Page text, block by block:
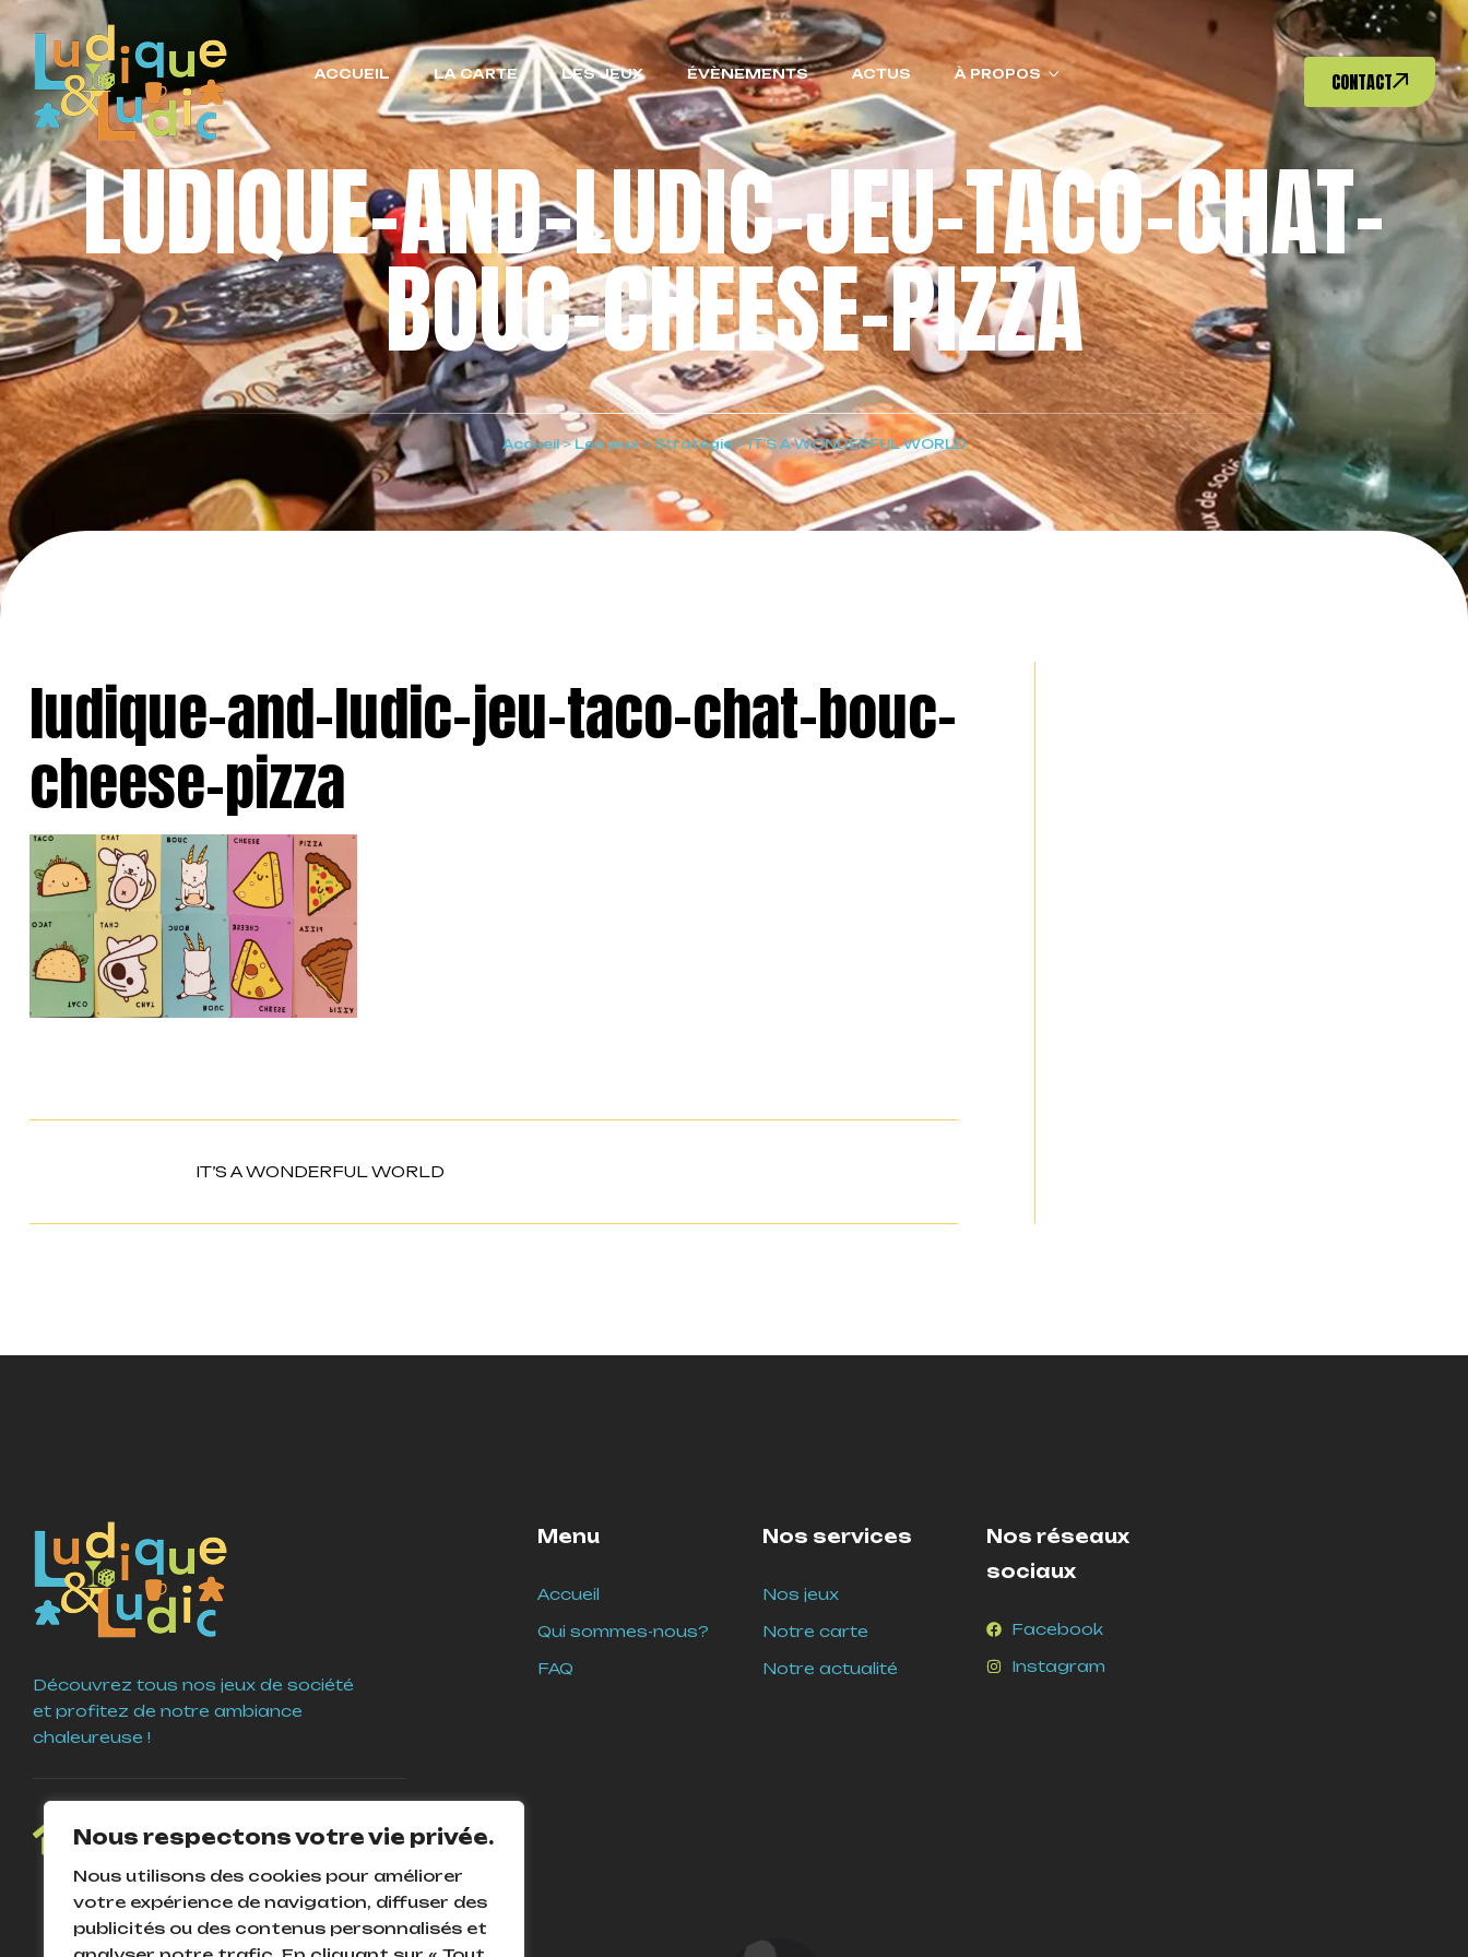
Nous respectons votre vie privée.
Nous utilisons des cookies pour améliorer
votre expérience de navigation, diffuser des
publicités ou des contenus personnalisés et
ACCUEIL LA CARTE LES JEUX ÉVÈNEMENTS ACTUS À PROPOS CONTACT
LUDIQUE-AND-LUDIC-JEU-TACO-CHAT-
BOUC-CHEESE-PIZZA
Accueil>Les jeux>Stratégie>IT’S A WONDERFUL WORLD
ludique-and-ludic-jeu-taco-chat-bouc-
cheese-pizza
IT’S A WONDERFUL WORLD
Découvrez tous nos jeux de société
et profitez de notre ambiance
chaleureuse !
58000 Nevers
Menu
Accueil
Qui sommes-nous?
FAQ
Nos services
Nos jeux
Notre carte
Notre actualité
Nos réseaux
sociaux
Facebook
Instagram